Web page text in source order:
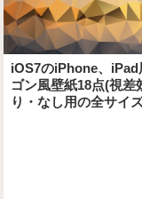
iOS7のiPhone、iPad
ゴン風壁紙18点(視差
り・なし用の全サイ